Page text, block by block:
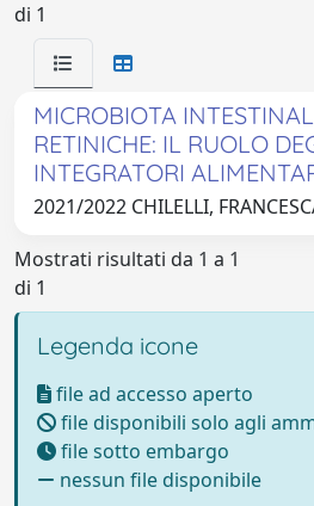
di 1
MICROBIOTA
RETINICHE: IL RUOLO
INTEGRATORI
2021/2022 CHILELLI,
Mostrati risultati da 1 a 1
di 1
Legenda icone
file ad accesso aperto
file disponibili solo agli
file sotto embargo
nessun file disponibile